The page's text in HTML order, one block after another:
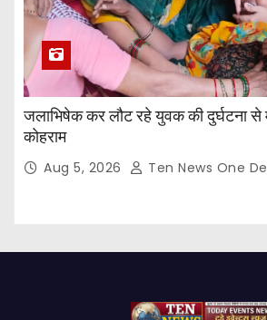
जलाभिषेक कर लौट रहे युवक की दुर्घटना से
कोहराम
Aug 5, 2026 Ten News One